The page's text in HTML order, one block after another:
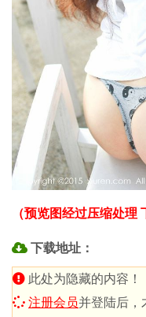
（预览图经过压缩处理
下载地址：
此处为隐藏的内容！
注册会员并登陆后，